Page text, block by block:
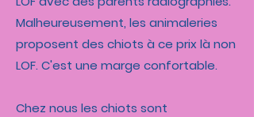
Malheureusement, les animaleries
proposent des chiots à ce prix là non
LOF. C'est une marge confortable.
Chez nous les chiots sont